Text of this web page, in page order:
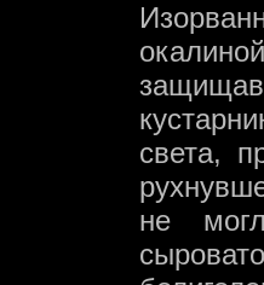
света,
не